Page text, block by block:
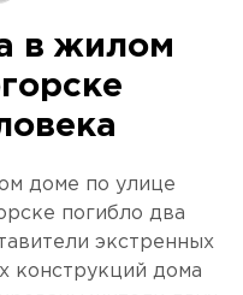
в жилом
доме по улице
погибло два
экстренных
конструкций дома